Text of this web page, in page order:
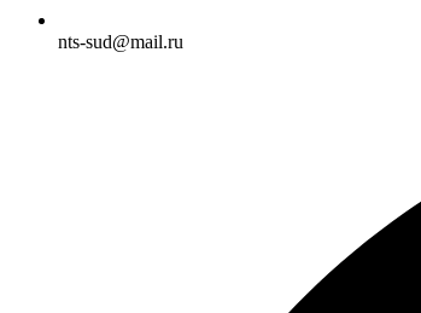
nts-sud@mail.ru